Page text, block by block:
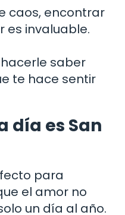
caos, encontrar
es invaluable.
saber
te hace sentir
día es San
para
el amor no
un día al año.